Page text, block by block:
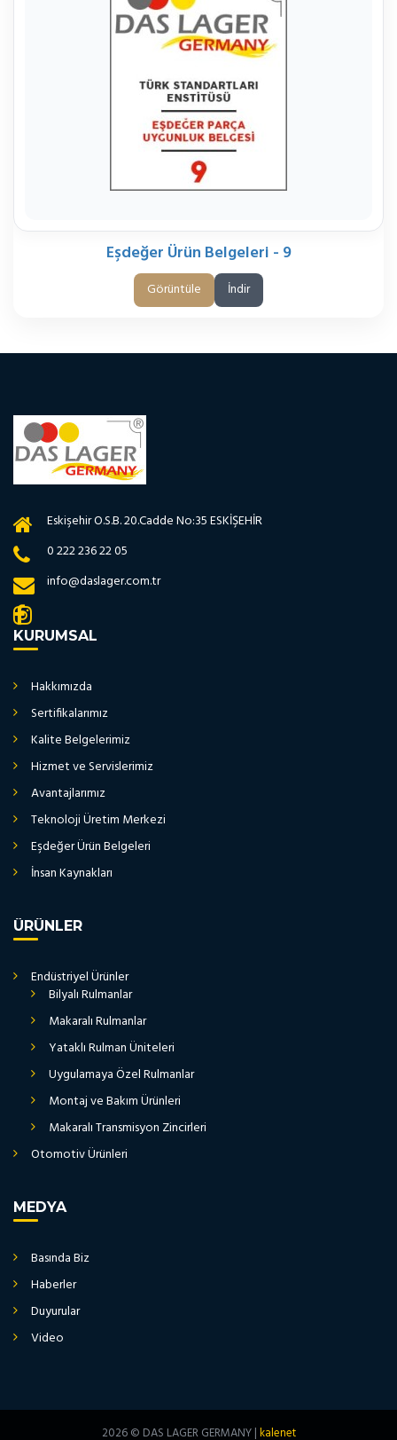
Eşdeğer Ürün Belgeleri - 9
Görüntüle İndir
Eskişehir O.S.B. 20.Cadde No:35 ESKİŞEHİR
0 222 236 22 05
info@daslager.com.tr
KURUMSAL
Hakkımızda
Sertifikalarımız
Kalite Belgelerimiz
Hizmet ve Servislerimiz
Avantajlarımız
Teknoloji Üretim Merkezi
Eşdeğer Ürün Belgeleri
İnsan Kaynakları
ÜRÜNLER
Endüstriyel Ürünler
Bilyalı Rulmanlar
Makaralı Rulmanlar
Yataklı Rulman Üniteleri
Uygulamaya Özel Rulmanlar
Montaj ve Bakım Ürünleri
Makaralı Transmisyon Zincirleri
Otomotiv Ürünleri
MEDYA
Basında Biz
Haberler
Duyurular
Video
2026 © DAS LAGER GERMANY |kalenet